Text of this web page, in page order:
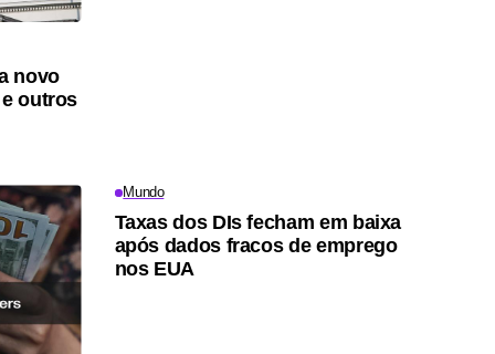
novo
outros
Mundo
Taxas dos DIs fecham em baixa
após dados fracos de emprego
nos EUA